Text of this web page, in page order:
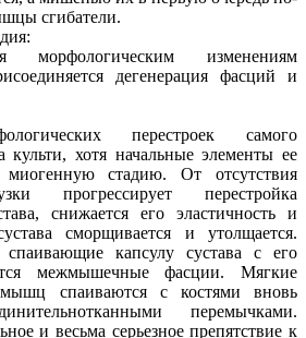
сгибатели.
морфологическим изменениям
дегенерация фасций и
перестроек самого
культи, хотя начальные элементы ее
стадию. От отсутствия
прогрессирует перестройка
снижается его эластичность и
сморщивается и утолщается.
капсулу сустава с его
межмышечные фасции. Мягкие
спаиваются с костями вновь
перемычками.
и весьма серьезное препятствие к